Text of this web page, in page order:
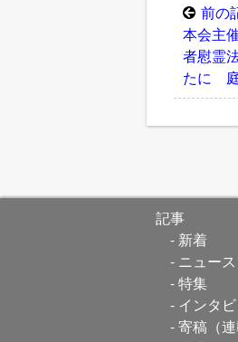
前の
本会主
者慰霊
たに
記事
新着
ニュース
特集
インタ
寄稿（連